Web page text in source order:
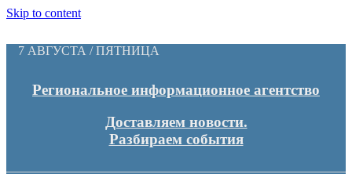
Skip to content
7 АВГУСТА / ПЯТНИЦА
Региональное информационное агентство
Доставляем новости.
Разбираем события